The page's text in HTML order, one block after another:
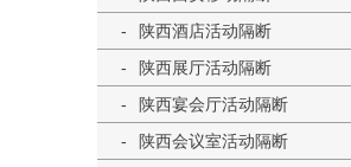
陕西酒店活动隔断
陕西展厅活动隔断
陕西宴会厅活动隔断
陕西会议室活动隔断